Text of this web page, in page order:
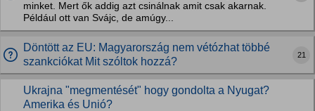
minket. Mert ők addig azt csinálnak amit csak akarnak.
Például ott van Svájc, de amúgy...
Döntött az EU: Magyarország nem vétózhat többé
szankciókat Mit szóltok hozzá?
21
Ukrajna "megmentését" hogy gondolta a Nyugat?
Amerika és Unió?